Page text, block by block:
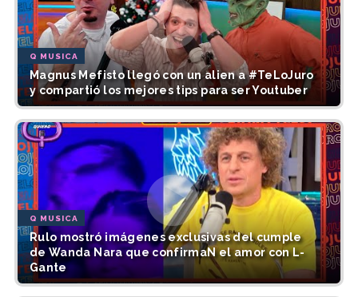
Q MUSICA
Magnus Mefisto llegó con un alien a #TeLoJuro
y compartió los mejores tips para ser Youtuber
Q MUSICA
Rulo mostró imágenes exclusivas del cumple
de Wanda Nara que confirmaN el amor con L-
Gante